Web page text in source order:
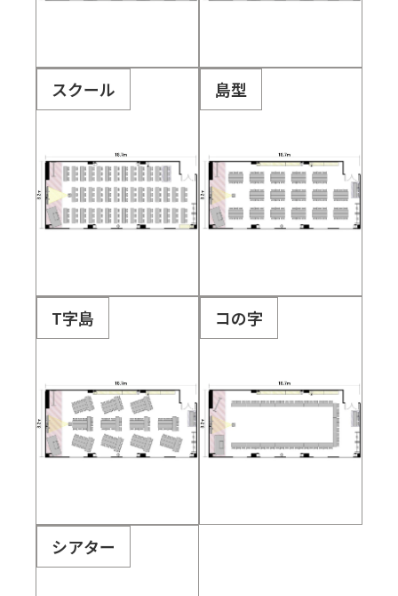
スクール 島型
T字島 コの字
シアター